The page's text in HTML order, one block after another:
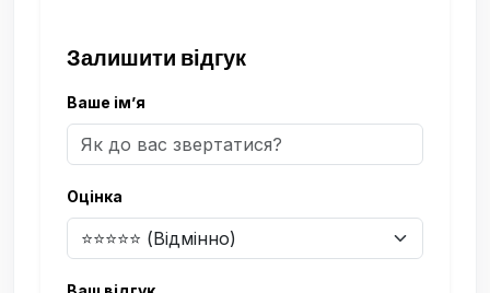
Залишити відгук
Ваше ім’я
Оцінка